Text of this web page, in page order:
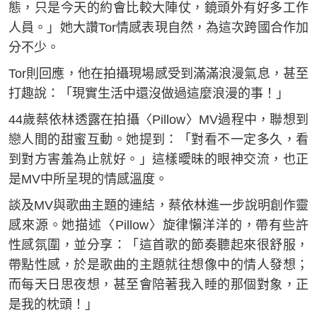
態，只是今天的約會比較大陣仗，鏡頭外有好多工作
人員。」她大讚Tor情感表現自然，為這次跨國合作加
分不少。
Tor則回應，他在拍攝現場感受到滿滿浪漫氣息，甚至
打趣說：「現實生活中還沒做過這麼浪漫的事！」
44歲蔡依林透露在拍攝〈Pillow〉MV過程中，聯想到
戀人間的甜蜜互動。她提到：「對看不一定多久，看
到對方害羞為止就好。」這樣曖昧的眼神交流，也正
是MV中所呈現的情感溫度。
談及MV與歌曲主題的連結，蔡依林進一步說明創作靈
感來源。她描述〈Pillow〉旋律懶洋洋的，帶有些許
性感氛圍，並分享：「這首歌的節奏聽起來很舒服，
帶點性感，於是歌曲的主題就往想像中的情人發想；
而每天日思夜想，甚至會陪著我入睡的那個對象，正
是我的枕頭！」